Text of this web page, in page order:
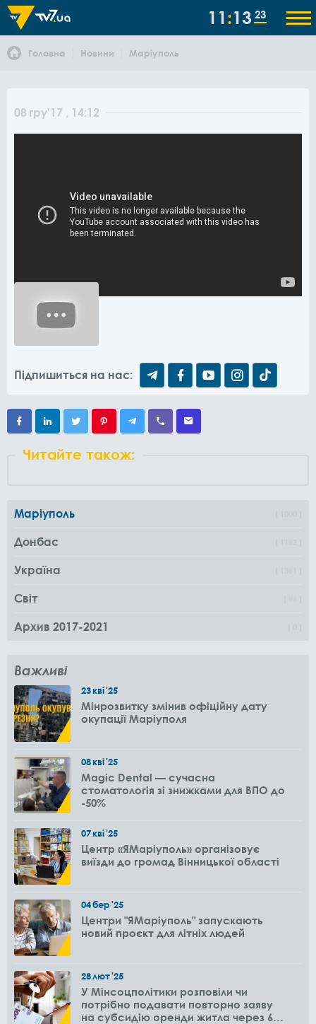
11 13 23
Головна Новини Маріуполь
08 гру'17 , 14:12
Підпишиться на нас:
Читайте також:
Маріуполь
Донбас
Україна
Світ
Архив 2017-2021
Важливі
23кві'25
Мінрозвитку змінив офіційну дату
окупації Маріуполя
08кві'25
Magic Dental — сучасна
стоматологія зі знижками для ВПО до
-50%
07кві'25
Центр «ЯМаріуполь» організовує
виїзди до громад Вінницької області
04бер'25
Центри "ЯМаріуполь" запускають
новий проєкт для літніх людей
28лют'25
У Мінсоцполітики розповіли чи
потрібно подавати повторно заяву
на субсидію оренди житла через 6